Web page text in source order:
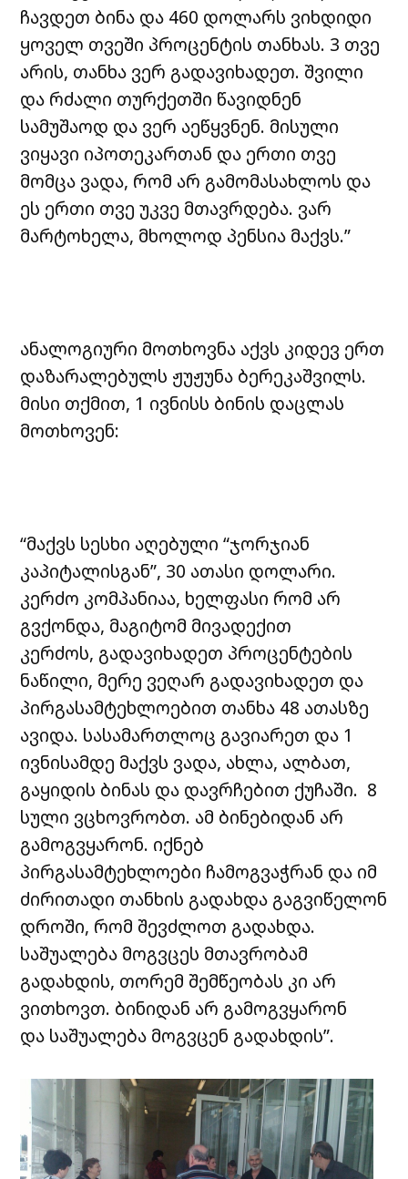
ჩავდეთ ბინა და 460 დოლარს ვიხდიდი
ყოველ თვეში პროცენტის თანხას. 3 თვე
არის, თანხა ვერ გადავიხადეთ. შვილი
და რძალი თურქეთში წავიდნენ
სამუშაოდ და ვერ აეწყვნენ. მისული
ვიყავი იპოთეკართან და ერთი თვე
მომცა ვადა, რომ არ გამომასახლოს და
ეს ერთი თვე უკვე მთავრდება. ვარ
მარტოხელა, მხოლოდ პენსია მაქვს.”
ანალოგიური მოთხოვნა აქვს კიდევ ერთ
დაზარალებულს ჟუჟუნა ბერეკაშვილს.
მისი თქმით, 1 ივნისს ბინის დაცლას
მოთხოვენ:
“მაქვს სესხი აღებული “ჯორჯიან
კაპიტალისგან”, 30 ათასი დოლარი.
კერძო კომპანიაა, ხელფასი რომ არ
გვქონდა, მაგიტომ მივადექით
კერძოს, გადავიხადეთ პროცენტების
ნაწილი, მერე ვეღარ გადავიხადეთ და
პირგასამტეხლოებით თანხა 48 ათასზე
ავიდა. სასამართლოც გავიარეთ და 1
ივნისამდე მაქვს ვადა, ახლა, ალბათ,
გაყიდის ბინას და დავრჩებით ქუჩაში. 8
სული ვცხოვრობთ. ამ ბინებიდან არ
გამოგვყარონ. იქნებ
პირგასამტეხლოები ჩამოგვაჭრან და იმ
ძირითადი თანხის გადახდა გაგვიწელონ
დროში, რომ შევძლოთ გადახდა.
საშუალება მოგვცეს მთავრობამ
გადახდის, თორემ შემწეობას კი არ
ვითხოვთ. ბინიდან არ გამოგვყარონ
და საშუალება მოგვცენ გადახდის”.